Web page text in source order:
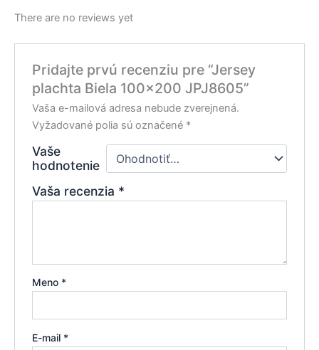
There are no reviews yet
Pridajte prvú recenziu pre “Jersey
plachta Biela 100×200 JPJ8605”
Vaša e-mailová adresa nebude zverejnená.
Vyžadované polia sú označené *
Vaše
hodnotenie
Vaša recenzia *
Meno *
E-mail *